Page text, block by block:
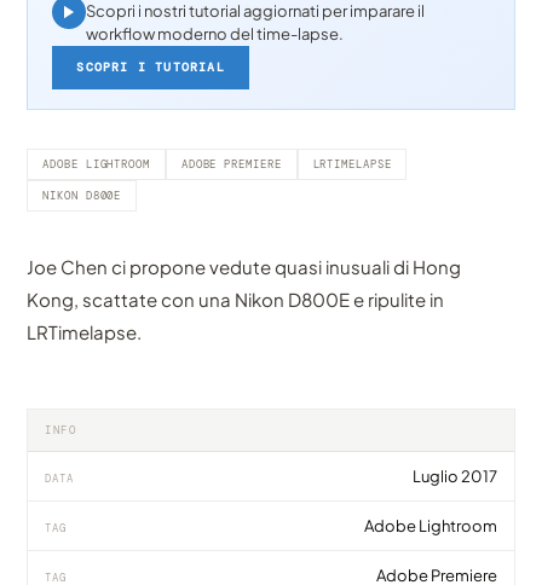
Scopri i nostri tutorial aggiornati per imparare il
workflow moderno del time-lapse.
SCOPRI I TUTORIAL
ADOBE LIGHTROOM ADOBE PREMIERE LRTIMELAPSE
NIKON D800E
Joe Chen ci propone vedute quasi inusuali di Hong
Kong, scattate con una Nikon D800E e ripulite in
LRTimelapse.
INFO
DATA Luglio 2017
TAG Adobe Lightroom
TAG Adobe Premiere